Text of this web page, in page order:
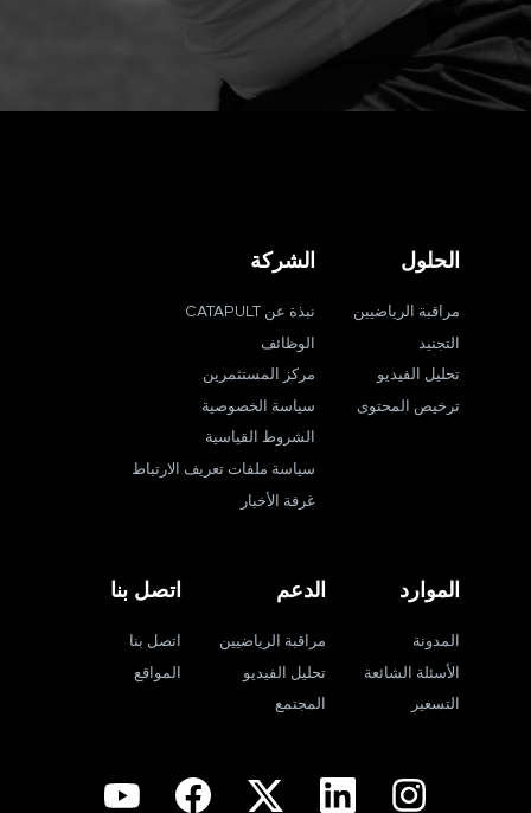
الحلول
مراقبة الرياضيين
التجنيد
تحليل الفيديو
ترخيص المحتوى
الشركة
نبذة عن CATAPULT
الوظائف
مركز المستثمرين
سياسة الخصوصية
الشروط القياسية
سياسة ملفات تعريف الارتباط
غرفة الأخبار
الموارد
المدونة
الأسئلة الشائعة
التسعير
الدعم
مراقبة الرياضيين
تحليل الفيديو
المجتمع
اتصل بنا
اتصل بنا
المواقع